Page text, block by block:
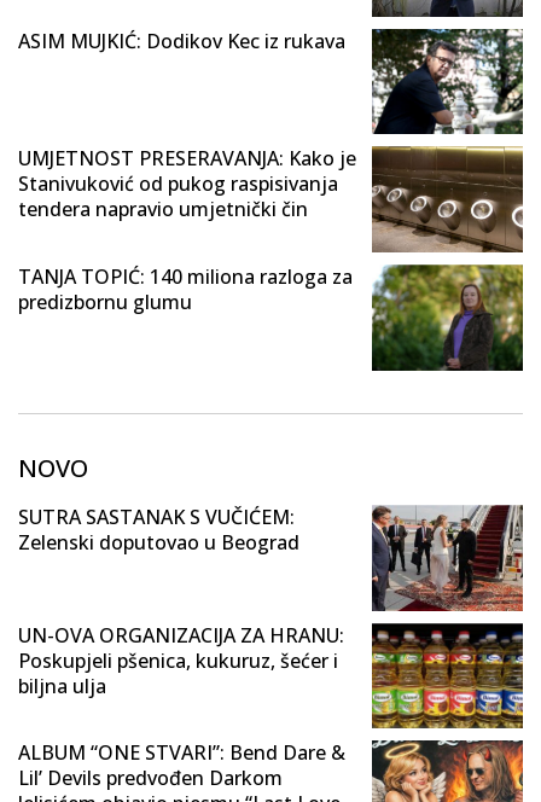
ASIM MUJKIĆ: Dodikov Kec iz rukava
UMJETNOST PRESERAVANJA: Kako je
Stanivuković od pukog raspisivanja
tendera napravio umjetnički čin
TANJA TOPIĆ: 140 miliona razloga za
predizbornu glumu
NOVO
SUTRA SASTANAK S VUČIĆEM:
Zelenski doputovao u Beograd
UN-OVA ORGANIZACIJA ZA HRANU:
Poskupjeli pšenica, kukuruz, šećer i
biljna ulja
ALBUM “ONE STVARI”: Bend Dare &
Lil’ Devils predvođen Darkom